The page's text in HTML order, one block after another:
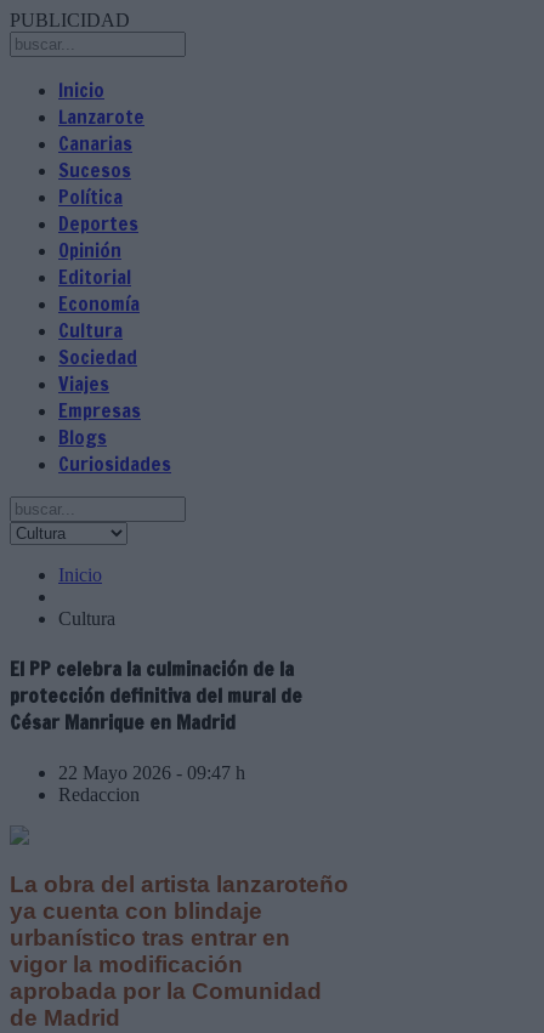
PUBLICIDAD
Inicio
Lanzarote
Canarias
Sucesos
Política
Deportes
Opinión
Editorial
Economía
Cultura
Sociedad
Viajes
Empresas
Blogs
Curiosidades
Inicio
Cultura
El PP celebra la culminación de la
protección definitiva del mural de
César Manrique en Madrid
22 Mayo 2026 - 09:47 h
Redaccion
La obra del artista lanzaroteño
ya cuenta con blindaje
urbanístico tras entrar en
vigor la modificación
aprobada por la Comunidad
de Madrid